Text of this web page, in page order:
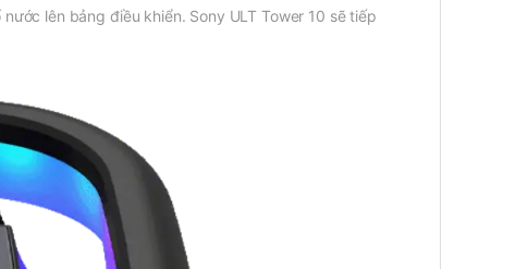
lên bảng điều khiển. Sony ULT Tower 10 sẽ tiếp